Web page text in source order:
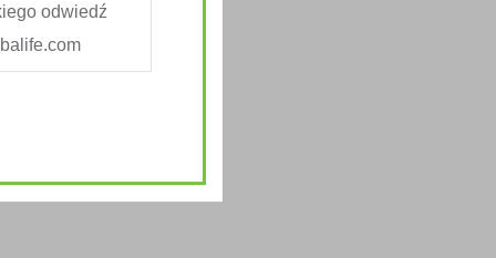
odwiedź